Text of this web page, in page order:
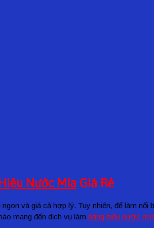
Nước MíaGiá Rẻ
và giá cả hợp lý. Tuy nhiên, để làm nổi
mang đến dịch vụ làm bảng hiệu nước